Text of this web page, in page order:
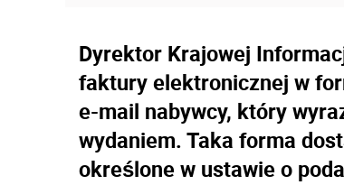
Dyrektor Krajowej
faktury elektronicznej w
e-mail nabywcy, który
wydaniem. Taka forma
określone w ustawie o